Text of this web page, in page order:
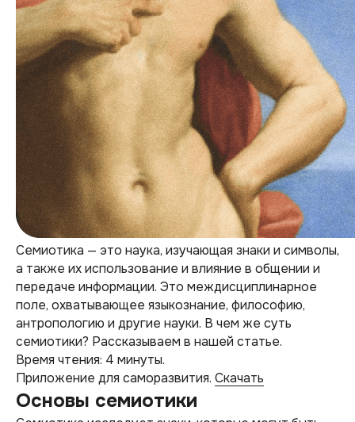
Семиотика — это наука, изучающая знаки и символы,
а также их использование и влияние в общении и
передаче информации. Это междисциплинарное
поле, охватывающее языкознание, философию,
антропологию и другие науки. В чем же суть
семиотики? Рассказываем в нашей статье.
Время чтения: 4 минуты.
Приложение для саморазвития. Скачать
Основы семиотики